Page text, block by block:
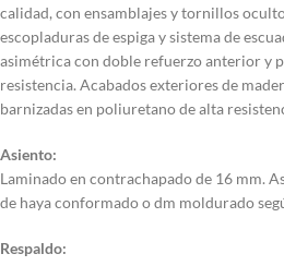
calidad, con ensamblajes y tornillos
escopladuras de espiga y sistema de
asimétrica con doble refuerzo anterior y
resistencia. Acabados exteriores de
barnizadas en poliuretano de alta
Asiento:
Laminado en contrachapado de 16 mm.
de haya conformado o dm moldurado
Respaldo: